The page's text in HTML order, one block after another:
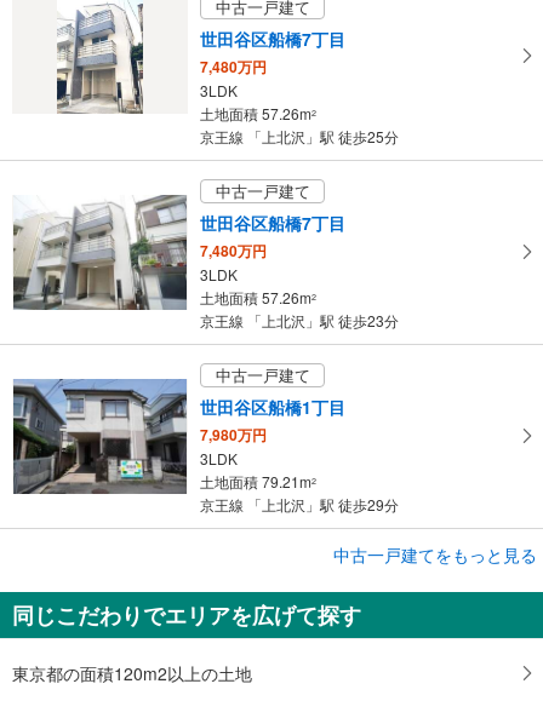
中古一戸建て
世田谷区船橋7丁目
7,480万円
3LDK
土地面積 57.26m2
京王線 「上北沢」駅 徒歩25分
中古一戸建て
世田谷区船橋7丁目
7,480万円
3LDK
土地面積 57.26m2
京王線 「上北沢」駅 徒歩23分
中古一戸建て
世田谷区船橋1丁目
7,980万円
3LDK
土地面積 79.21m2
京王線 「上北沢」駅 徒歩29分
世田谷区船橋7丁目
7,480万円
3LDK
土地面積 57.26m
中古一戸建てをもっと見る
同じこだわりでエリアを広げて探す
東京都の面積120m2以上の土地